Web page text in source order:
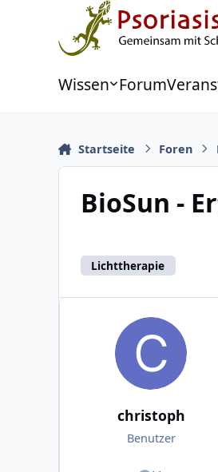
Zu Inhalt springen
Wissen Forum
Startseite Foren
BioSun -
Lichttherapie
christoph
Benutzer